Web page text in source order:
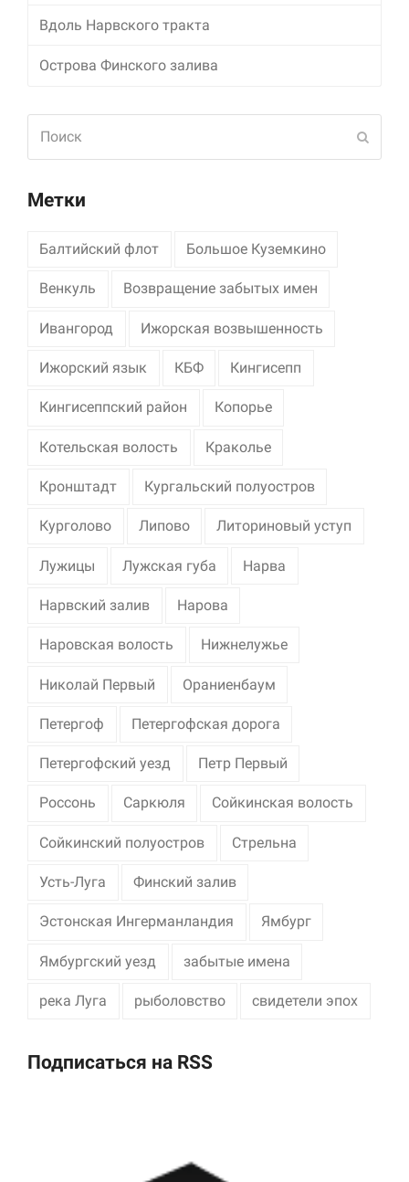
Вдоль Нарвского тракта
Острова Финского залива
Метки
Балтийский флот Большое Куземкино
Венкуль Возвращение забытых имен
Ивангород Ижорская возвышенность
Ижорский язык КБФ Кингисепп
Кингисеппский район Копорье
Котельская волость Краколье
Кронштадт Кургальский полуостров
Курголово Липово Литориновый уступ
Лужицы Лужская губа Нарва
Нарвский залив Нарова
Наровская волость Нижнелужье
Николай Первый Ораниенбаум
Петергоф Петергофская дорога
Петергофский уезд Петр Первый
Россонь Саркюля Сойкинская волость
Сойкинский полуостров Стрельна
Усть-Луга Финский залив
Эстонская Ингерманландия Ямбург
Ямбургский уезд забытые имена
река Луга рыболовство свидетели эпох
Подписаться на RSS
вероятность того, что
персонализированный
контент и